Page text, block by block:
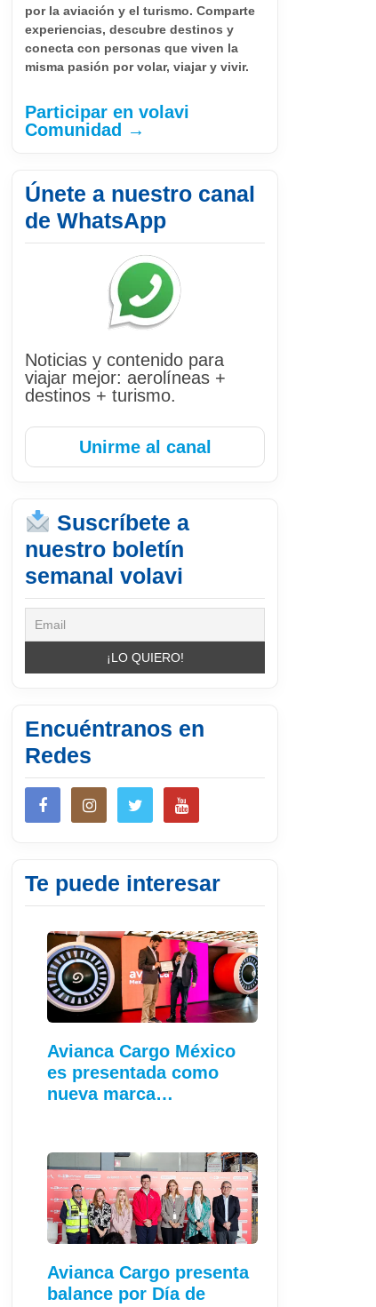
por la aviación y el turismo. Comparte
experiencias, descubre destinos y
conecta con personas que viven la
misma pasión por volar, viajar y vivir.
Participar en volavi
Comunidad →
Únete a nuestro canal
de WhatsApp
Noticias y contenido para
viajar mejor: aerolíneas +
destinos + turismo.
Unirme al canal
Suscríbete a
nuestro boletín
semanal volavi
Encuéntranos en
Redes
Te puede interesar
Avianca Cargo México
es presentada como
nueva marca…
Avianca Cargo presenta
balance por Día de